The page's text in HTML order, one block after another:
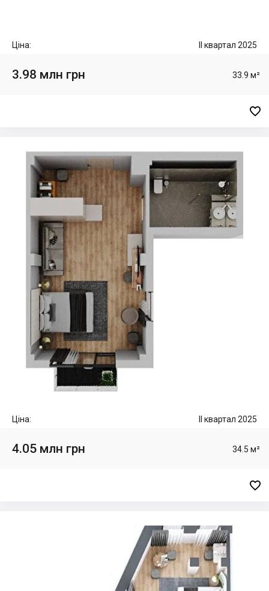
Ціна: II квартал 2025
3.98 млн грн 33.9 м²

Ціна: II квартал 2025
4.05 млн грн 34.5 м²
